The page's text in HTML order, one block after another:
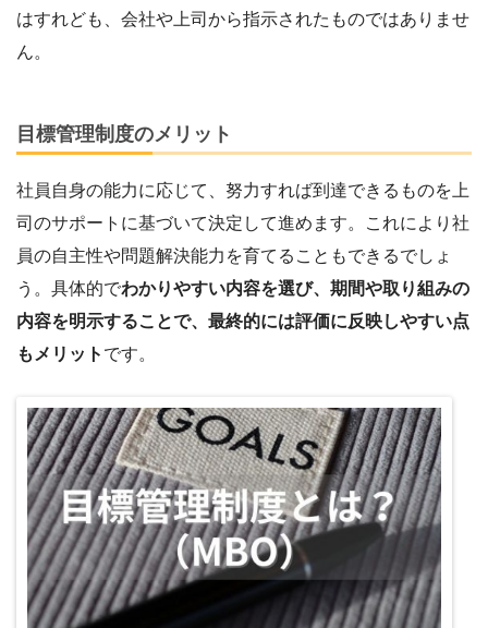
はすれども、会社や上司から指示されたものではありませ
ん。
目標管理制度のメリット
社員自身の能力に応じて、努力すれば到達できるものを上
司のサポートに基づいて決定して進めます。これにより社
員の自主性や問題解決能力を育てることもできるでしょ
う。具体的でわかりやすい内容を選び、期間や取り組みの
内容を明示することで、最終的には評価に反映しやすい点
もメリット です。